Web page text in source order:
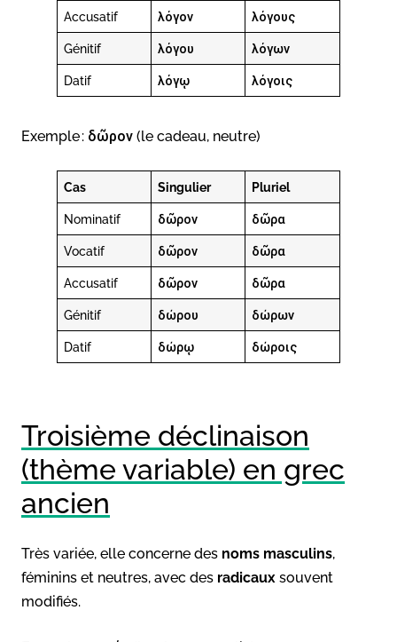
Accusatif λόγον λόγους
Génitif λόγου λόγων
Datif λόγῳ λόγοις
Exemple : δῶρον (le cadeau, neutre)
Cas Singulier Pluriel
Nominatif δῶρον δῶρα
Vocatif δῶρον δῶρα
Accusatif δῶρον δῶρα
Génitif δώρου δώρων
Datif δώρῳ δώροις
Troisième déclinaison
(thème variable) en grec
ancien
Très variée, elle concerne des noms masculins,
féminins et neutres, avec des radicaux souvent
modifiés.